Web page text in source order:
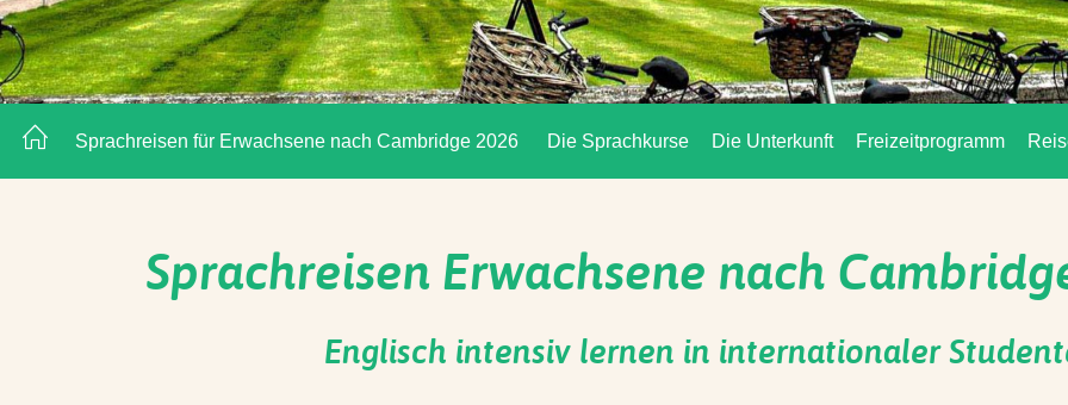
Sprachreisen für Erwachsene nach Cambridge 2026 Die Sprachkurse Die Unterkunft Freizeitprogramm
Sprachreisen Erwachsene nach
Englisch intensiv lernen in internationaler